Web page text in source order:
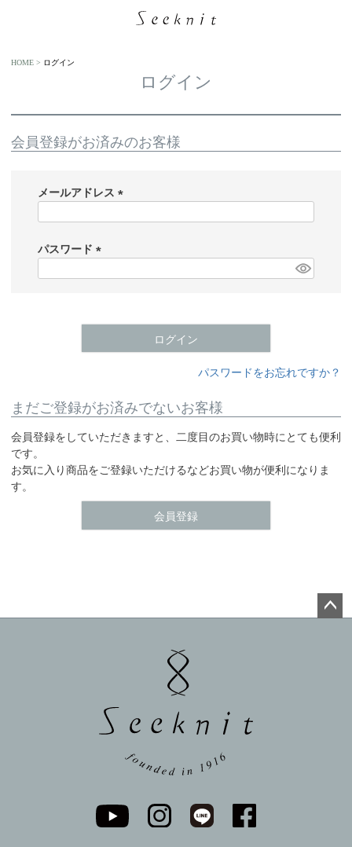
HOME ログイン
ログイン
会員登録がお済みのお客様
メールアドレス
)
パスワード
ログイン
パスワードをお忘れですか？
まだご登録がお済みでないお客様
会員登録をしていただきますと、二度目のお買い物時にとても便利
です。
お気に入り商品をご登録いただけるなどお買い物が便利になりま
す。
会員登録